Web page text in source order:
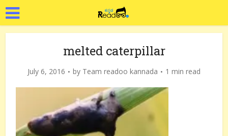
melted caterpillar
July 6, 2016 by Team readoo kannada 1 min read